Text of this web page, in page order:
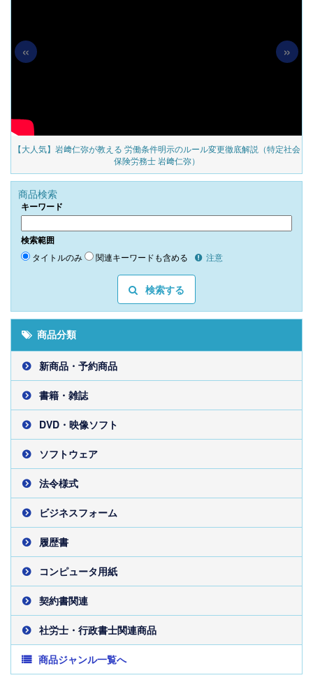
【大人気】岩﨑仁弥が教える 労働条件明示のルール変更徹底解説（特定社会
保険労務士 岩﨑仁弥）
« »
商品検索
キーワード
検索範囲
タイトルのみ 関連キーワードも含める 注意
検索する
商品分類
新商品・予約商品
書籍・雑誌
DVD・映像ソフト
ソフトウェア
法令様式
ビジネスフォーム
履歴書
コンピュータ用紙
契約書関連
社労士・行政書士関連商品
商品ジャンル一覧へ